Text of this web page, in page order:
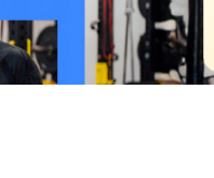
zakladatele/CEO
firmy